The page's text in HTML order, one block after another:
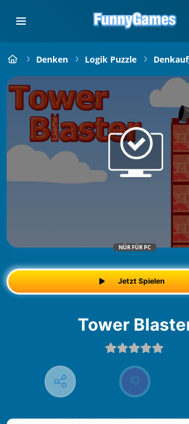
Denken Logik Puzzle
NÜR FÜR PC
Jetzt Spielen
Tower